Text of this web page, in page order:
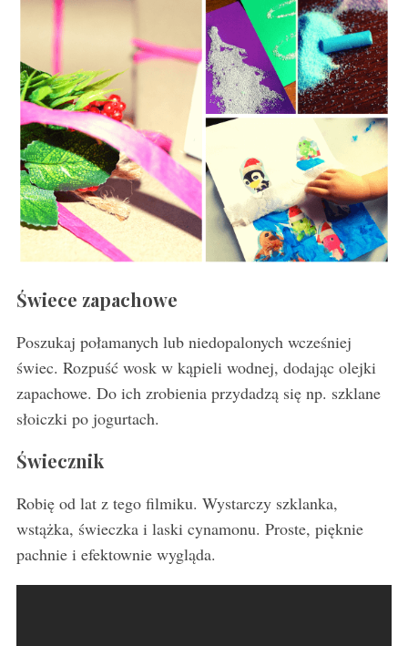
Świece zapachowe
Poszukaj połamanych lub niedopalonych wcześniej
świec. Rozpuść wosk w kąpieli wodnej, dodając olejki
zapachowe. Do ich zrobienia przydadzą się np. szklane
słoiczki po jogurtach.
Świecznik
Robię od lat z tego filmiku. Wystarczy szklanka,
wstążka, świeczka i laski cynamonu. Proste, pięknie
pachnie i efektownie wygląda.